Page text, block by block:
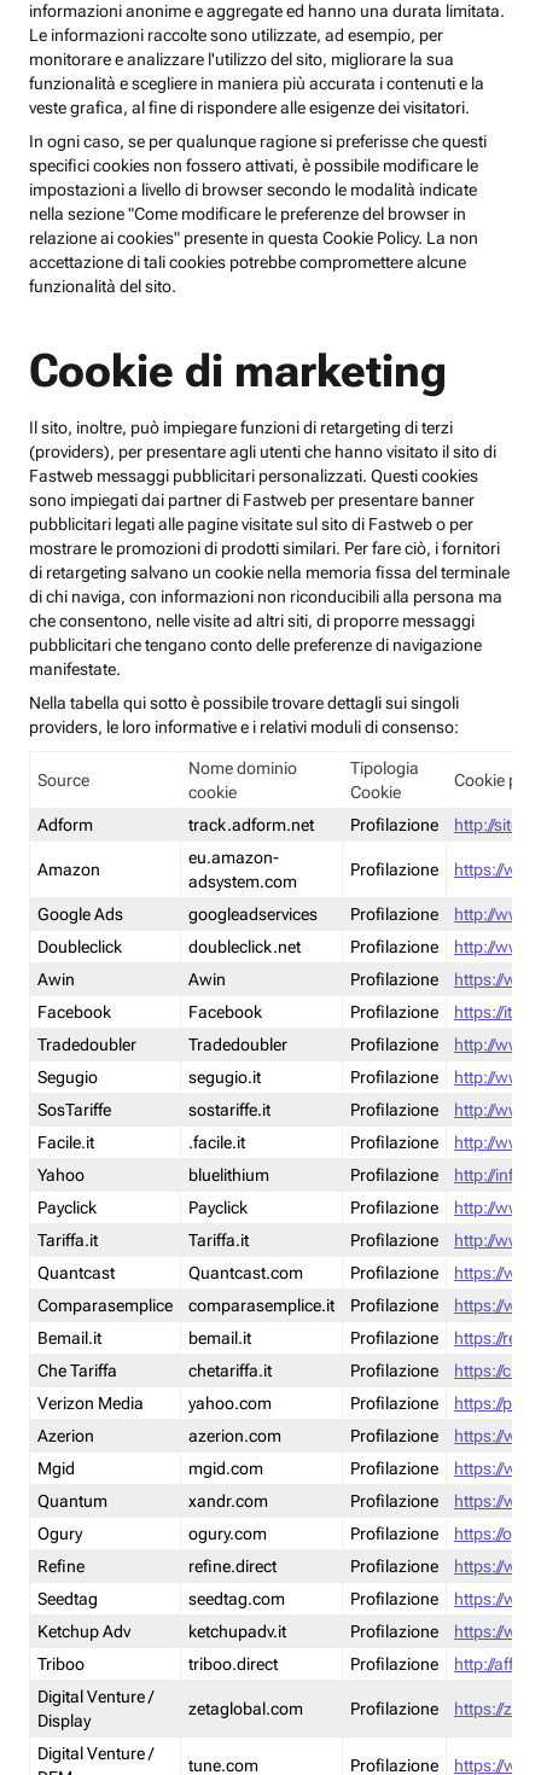
informazioni anonime e aggregate ed hanno una durata limitata.
Le informazioni raccolte sono utilizzate, ad esempio, per
monitorare e analizzare l'utilizzo del sito, migliorare la sua
funzionalità e scegliere in maniera più accurata i contenuti e la
veste grafica, al fine di rispondere alle esigenze dei visitatori.
In ogni caso, se per qualunque ragione si preferisse che questi
specifici cookies non fossero attivati, è possibile modificare le
impostazioni a livello di browser secondo le modalità indicate
nella sezione "Come modificare le preferenze del browser in
relazione ai cookies" presente in questa Cookie Policy. La non
accettazione di tali cookies potrebbe compromettere alcune
funzionalità del sito.
Cookie di marketing
Il sito, inoltre, può impiegare funzioni di retargeting di terzi
(providers), per presentare agli utenti che hanno visitato il sito di
Fastweb messaggi pubblicitari personalizzati. Questi cookies
sono impiegati dai partner di Fastweb per presentare banner
pubblicitari legati alle pagine visitate sul sito di Fastweb o per
mostrare le promozioni di prodotti similari. Per fare ciò, i fornitori
di retargeting salvano un cookie nella memoria fissa del terminale
di chi naviga, con informazioni non riconducibili alla persona ma
che consentono, nelle visite ad altri siti, di proporre messaggi
pubblicitari che tengano conto delle preferenze di navigazione
manifestate.
Nella tabella qui sotto è possibile trovare dettagli sui singoli
providers, le loro informative e i relativi moduli di consenso:
Source
Nome dominio
cookie
Tipologia
Cookie
Cookie
Adform track.adform.net Profilazione http://
Amazon
eu.amazon-
adsystem.com
Profilazione https://
Google Ads googleadservices Profilazione
http://
Doubleclick
doubleclick.net Profilazione
http://
Awin
Awin Profilazione
https://
Facebook
Facebook Profilazione
https://it-
Tradedoubler
Tradedoubler Profilazione
http://
Segugio
segugio.it Profilazione
http://
SosTariffe
sostariffe.it Profilazione
http://
Facile.it
.facile.it Profilazione
http://
Yahoo
bluelithium Profilazione
http://
Payclick
Payclick Profilazione
http://
Tariffa.it
Tariffa.it Profilazione
http://
Quantcast
Quantcast.com Profilazione
https://
Comparasemplice
comparasemplice.it Profilazione
https://
Bemail.it
bemail.it Profilazione
https://
Che Tariffa
chetariffa.it Profilazione
https://
Verizon Media
yahoo.com Profilazione
https://
Azerion
azerion.com Profilazione
https://
Mgid
mgid.com Profilazione
https://
Quantum
xandr.com Profilazione
https://
Ogury
ogury.com Profilazione
https://
Refine
refine.direct Profilazione
https://
Seedtag
seedtag.com Profilazione
https://
Ketchup Adv
ketchupadv.it Profilazione
https://
Triboo
triboo.direct Profilazione
http://
Digital Venture /
Display
zetaglobal.com Profilazione https://
Digital Venture /
tune.com Profilazione https://